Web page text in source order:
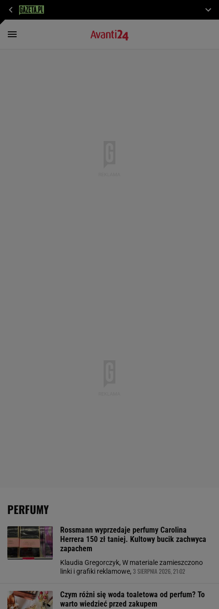
PERFUMY
Rossmann wyprzedaje perfumy Carolina
Herrera 150 zł taniej. Kultowy bucik zachwyca
zapachem
Klaudia Gregorczyk, W materiale zamieszczono
linki i grafiki reklamowe, 3 SIERPNIA 2026, 21:02
Czym różni się woda toaletowa od perfum? To
warto wiedzieć przed zakupem